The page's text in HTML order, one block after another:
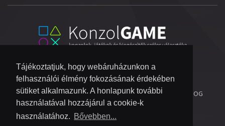
Tájékoztatjuk, hogy webáruházunkon a
felhasználói élmény fokozásának érdekében
sütiket alkalmazunk. A honlapunk további
használatával hozzájárul a cookie-k
használatához. Bővebben...
© 2026 COPYRIGHT KONZOL VIDEOGAME KFT.- MINDEN JOG
FENNTARTVA!